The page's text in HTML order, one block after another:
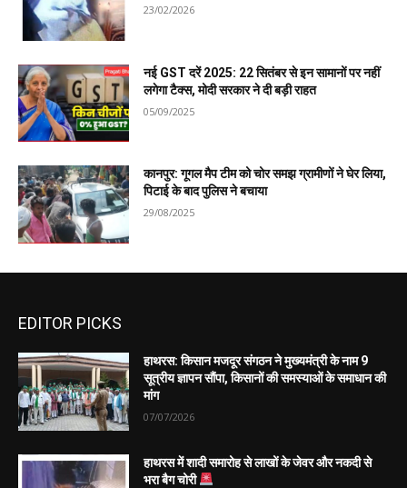
23/02/2026
नई GST दरें 2025: 22 सितंबर से इन सामानों पर नहीं
लगेगा टैक्स, मोदी सरकार ने दी बड़ी राहत
05/09/2025
कानपुर: गूगल मैप टीम को चोर समझ ग्रामीणों ने घेर लिया,
पिटाई के बाद पुलिस ने बचाया
29/08/2025
EDITOR PICKS
हाथरस: किसान मजदूर संगठन ने मुख्यमंत्री के नाम 9
सूत्रीय ज्ञापन सौंपा, किसानों की समस्याओं के समाधान की
मांग
07/07/2026
हाथरस में शादी समारोह से लाखों के जेवर और नकदी से
भरा बैग चोरी